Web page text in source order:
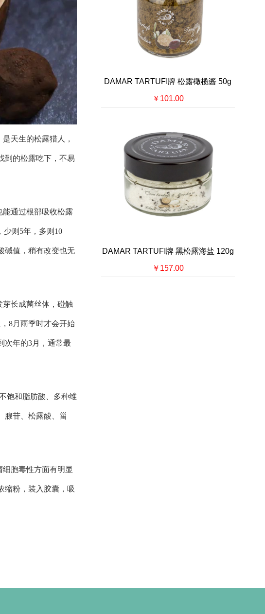
天生的松露猎人，
到的松露吃下，不易
通过根部吸收松露
少则5年，多则10
碱值，稍有改变也无
长成菌丝体，碰触
8月雨季时才会开始
次年的3月，通常最
饱和脂肪酸、多种维
腺苷、松露酸、甾
胞毒性方面有明显
缩粉，装入胶囊，吸
DAMAR TARTUFI牌 松露橄榄酱 50g
￥101.00
DAMAR TARTUFI牌 黑松露海盐 120g
￥157.00